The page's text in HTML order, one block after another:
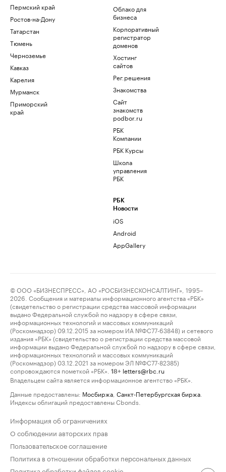
Пермский край
Ростов-на-Дону
Татарстан
Тюмень
Черноземье
Кавказ
Карелия
Мурманск
Приморский
край
Облако для
бизнеса
Корпоративный
регистратор
доменов
Хостинг
сайтов
Рег.решения
Знакомства
Сайт
знакомств
podbor.ru
РБК
Компании
РБК Курсы
Школа
управления
РБК
РБК
Новости
iOS
Android
AppGallery
© ООО «БИЗНЕСПРЕСС», АО «РОСБИЗНЕСКОНСАЛТИНГ», 1995–
2026. Сообщения и материалы информационного агентства «РБК»
(свидетельство о регистрации средства массовой информации
выдано Федеральной службой по надзору в сфере связи,
информационных технологий и массовых коммуникаций
(Роскомнадзор) 09.12.2015 за номером ИА №ФС77-63848) и сетевого
издания «РБК» (свидетельство о регистрации средства массовой
информации выдано Федеральной службой по надзору в сфере связи,
информационных технологий и массовых коммуникаций
(Роскомнадзор) 03.12.2021 за номером ЭЛ №ФС77-82385)
сопровождаются пометкой «РБК».
18+ letters@rbc.ru
Владельцем сайта является информационное агентство «РБК».
Данные предоставлены: Мосбиржа Санкт-Петербургская биржа
Индексы облигаций предоставлены Cbonds.
Информация об ограничениях
О соблюдении авторских прав
Пользовательское соглашение
Политика в отношении обработки персональных данных